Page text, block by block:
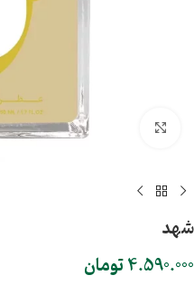
بزرگنمایی تصویر
شهد
4.590.000تومان